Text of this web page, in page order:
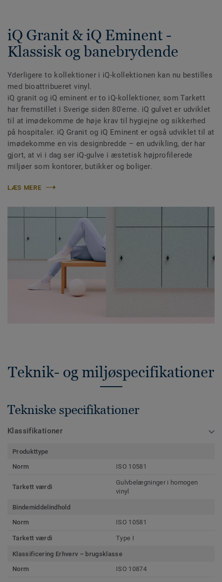
iQ Granit & iQ Eminent -
Klassisk og banebrydende
Yderligere to kollektioner i iQ-kollektionen kan nu bestilles
med bioattribueret vinyl.
iQ granit og iQ eminent er to iQ-kollektioner, som Tarkett
har fremstillet i Sverige siden 80'erne. iQ gulvet er udviklet
til at imødekomme de høje krav til hygiejne og sikkerhed
på hospitaler. iQ Granit og iQ Eminent er også udviklet til at
imødekomme en vis designbredde – en udvikling, der har
gjort, at vi i dag ser iQ-gulve i æstetisk højprofilerede
miljøer som kontorer, butikker og boliger.
LÆS MERE
Teknik- og miljøspecifikationer
Tekniske specifikationer
Klassifikationer
Produkttype
Norm
ISO 10581
Tarkett værdi
Gulvbelægninger i homogen
vinyl
Bindemiddelindhold
Norm
ISO 10581
Tarkett værdi Type I
Klassificering Erhverv – brugsklasse
Norm
ISO 10874